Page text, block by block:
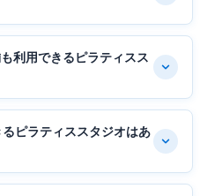
利用できるピラティスス
ピラティススタジオはあ